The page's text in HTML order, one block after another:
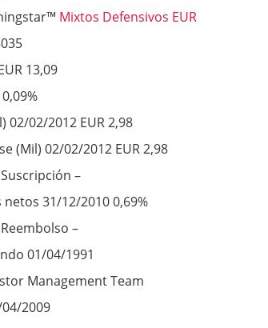
Mixtos Defensivos EUR
13,09
02/02/2012 EUR 2,98
(Mil) 02/02/2012 EUR 2,98
–
31/12/2010 0,69%
–
01/04/1991
Management Team
2009